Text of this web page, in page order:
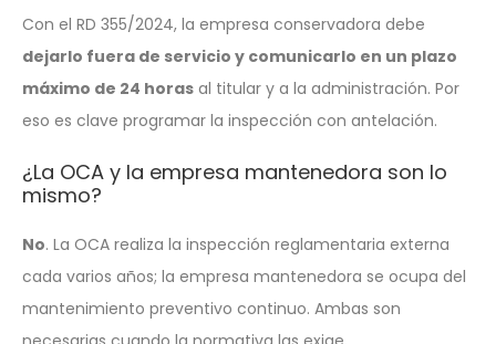
Con el RD 355/2024, la empresa conservadora debe
dejarlo fuera de servicio y comunicarlo en un plazo
máximo de 24 horas al titular y a la administración. Por
eso es clave programar la inspección con antelación.
¿La OCA y la empresa mantenedora son lo
mismo?
No. La OCA realiza la inspección reglamentaria externa
cada varios años; la empresa mantenedora se ocupa del
mantenimiento preventivo continuo. Ambas son